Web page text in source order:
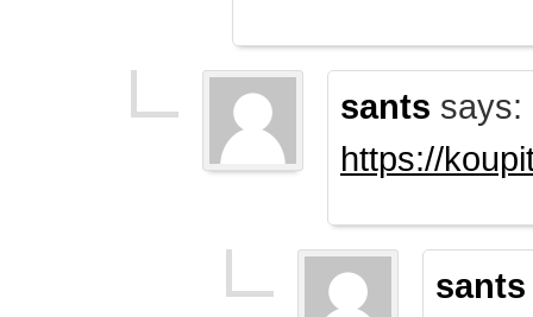
sants says:
https://
sants